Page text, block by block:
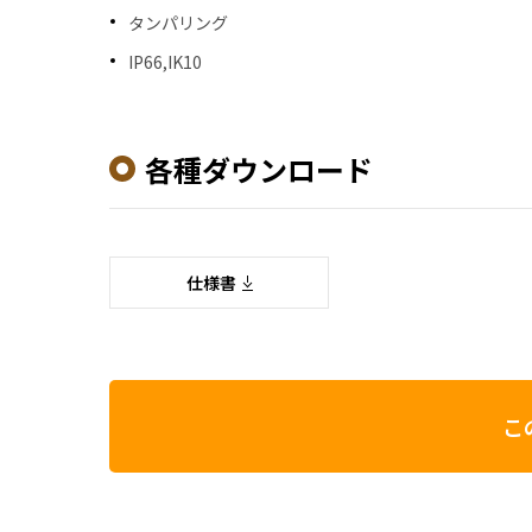
タンパリング
IP66,IK10
各種ダウンロード
仕様書